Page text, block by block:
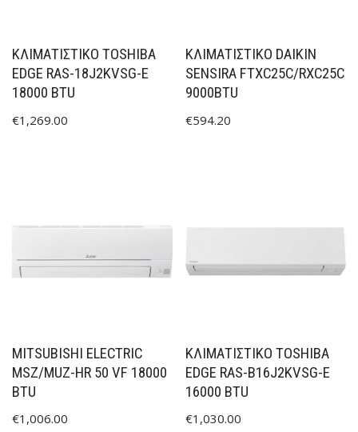
ΚΛΙΜΑΤΙΣΤΙΚΟ TOSHIBA
EDGE RAS-18J2KVSG-E
18000 BTU
€1,269.00
ΚΛΙΜΑΤΙΣΤΙΚΟ DAIKIN
SENSIRA FTXC25C/RXC25C
9000BTU
€594.20
MITSUBISHI ELECTRIC
MSZ/MUZ-HR 50 VF 18000
BTU
€1,006.00
ΚΛΙΜΑΤΙΣΤΙΚΟ TOSHIBA
EDGE RAS-B16J2KVSG-E
16000 BTU
€1,030.00